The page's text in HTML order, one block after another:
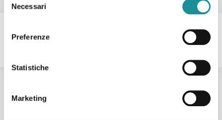
delNecessari
Preferenze
Statistiche
Marketing
Nuova Offerta